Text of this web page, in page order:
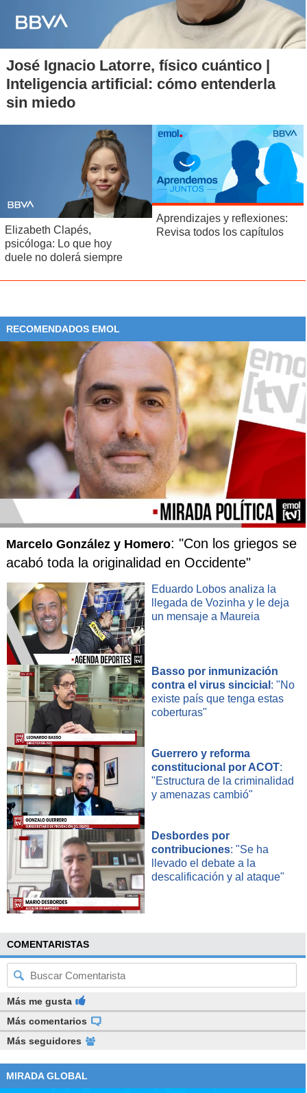
José Ignacio Latorre, físico cuántico |
Inteligencia artificial: cómo entenderla
sin miedo
Elizabeth Clapés,
psicóloga: Lo que hoy
duele no dolerá siempre
Aprendizajes y reflexiones:
Revisa todos los capítulos
RECOMENDADOS EMOL
Marcelo González y Homero: "Con los griegos se
acabó toda la originalidad en Occidente"
Eduardo Lobos analiza la
llegada de Vozinha y le deja
un mensaje a Maureia
Basso por inmunización
contra el virus sincicial : "No
existe país que tenga estas
coberturas"
Guerrero y reforma
constitucional por ACOT:
"Estructura de la criminalidad
y amenazas cambió"
Desbordes por
contribuciones: "Se ha
llevado el debate a la
descalificación y al ataque"
COMENTARISTAS
Más me gusta
Más comentarios
Más seguidores
MIRADA GLOBAL